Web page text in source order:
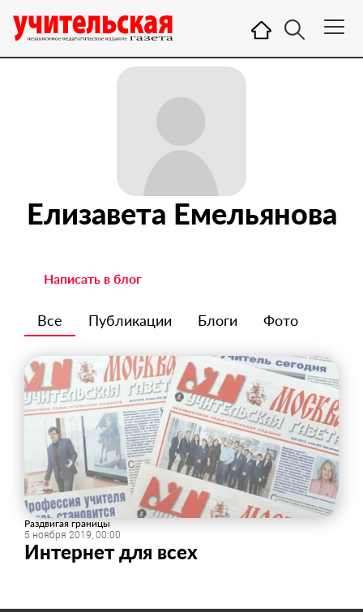
Елизавета Емельянова
Написать в блог
Все Публикации Блоги Фото
Раздвигая границы
5 ноября 2019, 00:00
​Интернет для всех